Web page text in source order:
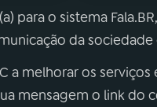
para o sistema
da
a melhorar os
mensagem o link do